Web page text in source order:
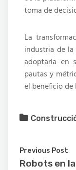
toma de
La
industria de la
adoptarla en
pautas y
el beneficio
Previous Post
Robots en la